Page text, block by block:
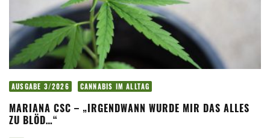
AUSGABE 3/2026 CANNABIS IM ALLTAG
MARIANA CSC – „IRGENDWANN WURDE MIR DAS ALLES
ZU BLÖD…“